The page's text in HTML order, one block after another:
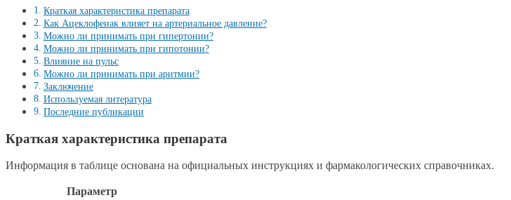
Краткая характеристика препарата
Как Ацеклофенак влияет на артериальное давление?
Можно ли принимать при гипертонии?
Можно ли принимать при гипотонии?
Влияние на пульс
Можно ли принимать при аритмии?
Заключение
Используемая литература
Последние публикации
Краткая характеристика препарата
Информация в таблице основана на официальных инструкциях и фармакологических справочниках.
Параметр